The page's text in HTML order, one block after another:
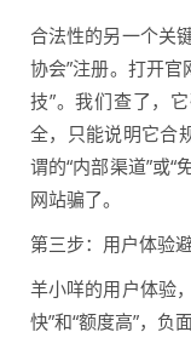
合法性的另一个关
协会”注册。打开官
技”。我们查了，
全，只能说明它合
谓的“内部渠道”或“
网站骗了。
第三步：用户体验
羊小咩的用户体验
快”和“额度高”，负